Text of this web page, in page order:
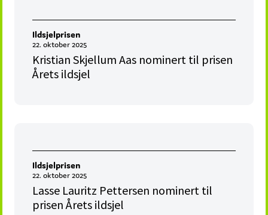
Ildsjelprisen
22. oktober 2025
Kristian Skjellum Aas nominert til prisen
Årets ildsjel
Ildsjelprisen
22. oktober 2025
Lasse Lauritz Pettersen nominert til
prisen Årets ildsjel